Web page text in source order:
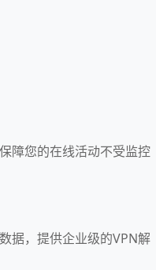
障您的在线活动不受监控
据，提供企业级的VPN解